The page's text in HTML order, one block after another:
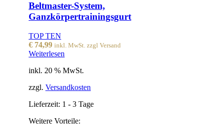
Beltmaster-System,
Ganzkörpertrainingsgurt
TOP TEN
€ 74,99 inkl. MwSt. zzgl Versand
Weiterlesen
inkl. 20 % MwSt.
zzgl. Versandkosten
Lieferzeit: 1 - 3 Tage
Weitere Vorteile: